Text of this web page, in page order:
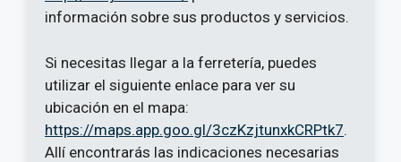
información sobre sus productos y servicios.
Si necesitas llegar a la ferretería, puedes
utilizar el siguiente enlace para ver su
ubicación en el mapa:
https://maps.app.goo.gl/3czKzjtunxkCRPtk7.
Allí encontrarás las indicaciones necesarias